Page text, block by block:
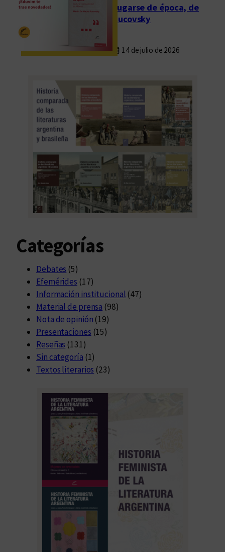
Fugarse de época, de
Rucovsky
14 de julio de 2026
Categorías
Debates (5)
Efemérides (17)
Información institucional (47)
Material de prensa (98)
Nota de opinión (19)
Presentaciones (15)
Reseñas (131)
Sin categoría (1)
Textos literarios (23)